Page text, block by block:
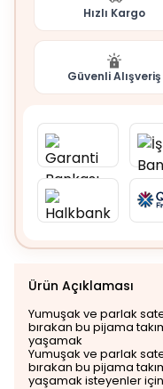
Hızlı Kargo
Güvenli Alışveriş
Ürün Açıklaması
Yumuşak ve parlak
bırakan bu pijama
yaşamak
Yumuşak ve parlak
bırakan bu pijama
yaşamak isteyenler için